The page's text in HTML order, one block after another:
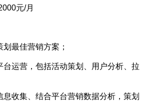
元/月
最佳营销方案；
台运营，包括活动策划、用户分析、拉
收集、结合平台营销数据分析，策划